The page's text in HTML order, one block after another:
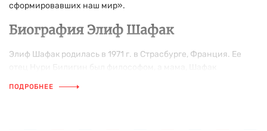
сформировавших наш мир».
Биография Элиф Шафак
Элиф Шафак родилась в 1971 г. в Страсбурге, Франция. Ее
Шафак использует как свой авторский псевдоним.
ПОДРОБНЕЕ